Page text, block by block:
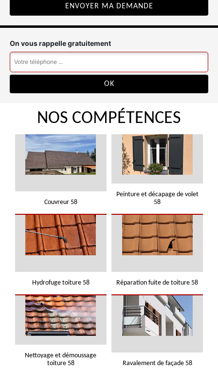
On vous rappelle gratuitement
NOS COMPÉTENCES
Couvreur 58
Peinture et décapage de volet
58
Hydrofuge toiture 58 Réparation fuite de toiture 58
Nettoyage et démoussage
toiture 58
Ravalement de façade 58